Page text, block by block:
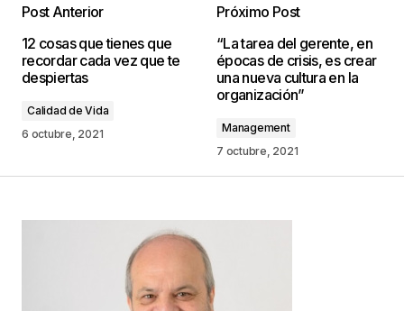
publicada. Los campos obligatorios están
marcados con*
Comentario
Your Name*
Post Anterior
12 cosas que tienes que
recordar cada vez que te
despiertas
Calidad de Vida
6 octubre, 2021
Próximo Post
“La tarea del gerente, en
épocas de crisis, es crear
una nueva cultura en la
organización”
Management
7 octubre, 2021